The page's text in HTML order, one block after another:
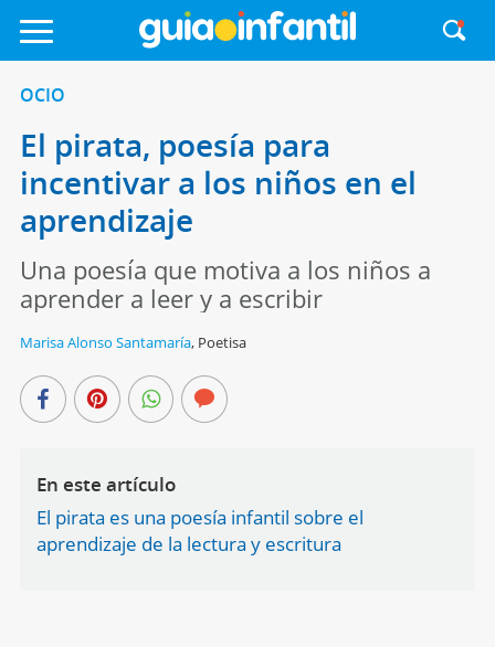
OCIO
El pirata, poesía para
incentivar a los niños en el
aprendizaje
Una poesía que motiva a los niños a
aprender a leer y a escribir
Marisa Alonso Santamaría, Poetisa
En este artículo
El pirata es una poesía infantil sobre el
aprendizaje de la lectura y escritura